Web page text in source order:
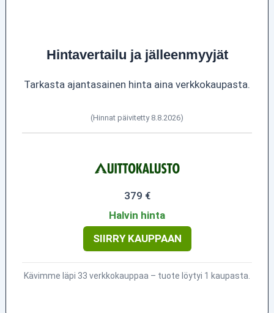
Hintavertailu ja jälleenmyyjät
Tarkasta ajantasainen hinta aina verkkokaupasta.
(Hinnat päivitetty 8.8.2026)
379 €
Halvin hinta
SIIRRY KAUPPAAN
Kävimme läpi 33 verkkokauppaa – tuote löytyi 1 kaupasta.